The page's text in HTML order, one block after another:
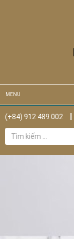
MENU
(+84) 912 489 002
Tìm
kiếm
cho: